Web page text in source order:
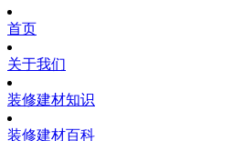
首页
关于我们
装修建材知识
装修建材百科